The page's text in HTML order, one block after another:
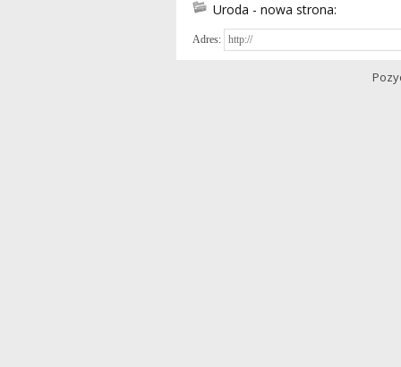
Uroda - nowa strona:
Adres: